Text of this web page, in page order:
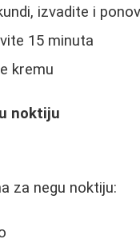
izvadite i
15 minuta
kremu
noktiju
za negu noktiju: